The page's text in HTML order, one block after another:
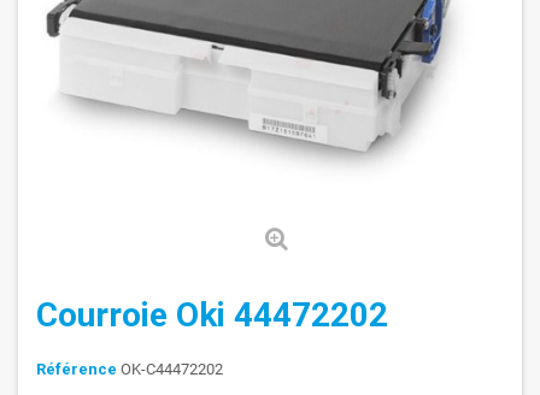
Courroie Oki 44472202
Référence OK-C44472202